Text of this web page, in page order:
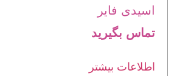
اسیدی فایر
تماس بگیرید
اطلاعات بیشتر